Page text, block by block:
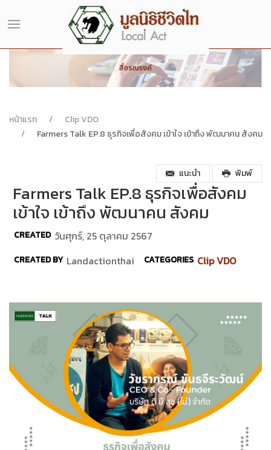
หน้าแรก
Clip VDO
Farmers Talk EP.8 ธุรกิจเพื่อสังคม เข้าใจ เข้าถึง พัฒนาคน สังคม
แนะนำ พิมพ์
Farmers Talk EP.8 ธุรกิจเพื่อสังคม
เข้าใจ เข้าถึง พัฒนาคน สังคม
CREATED วันศุกร์, 25 ตุลาคม 2567
CREATED BY Landactionthai CATEGORIES Clip VDO